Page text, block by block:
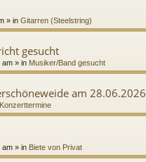
» in Gitarren (Steelstring)
gesucht
am » in Musiker/Band gesucht
am 28.06.2026
Konzerttermine
am » in Biete von Privat